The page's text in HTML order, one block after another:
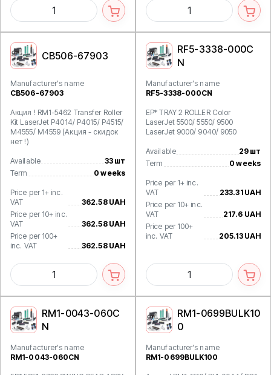
CB506-67903
Manufacturer's name
CB506-67903
Акция ! RM1-5462 Transfer Roller
Kit LaserJet P4014/ P4015/ P4515/
M4555/ M4559 (Акция - скидок
нет !)
Available
33 шт
Term
0 weeks
Price per 1+ inc.
VAT
362.58 UAH
Price per 10+ inc.
VAT
362.58 UAH
Price per 100+
inc. VAT
362.58 UAH
RF5-3338-000C
N
Manufacturer's name
RF5-3338-000CN
EP* TRAY 2 ROLLER Color
LaserJet 5500/ 5550/ 9500
LaserJet 9000/ 9040/ 9050
Available
29 шт
Term
0 weeks
Price per 1+ inc.
VAT
233.31 UAH
Price per 10+ inc.
VAT
217.6 UAH
Price per 100+
inc. VAT
205.13 UAH
RM1-0043-060C
N
Manufacturer's name
RM1-0043-060CN
RM1-0699BULK10
0
Manufacturer's name
RM1-0699BULK100